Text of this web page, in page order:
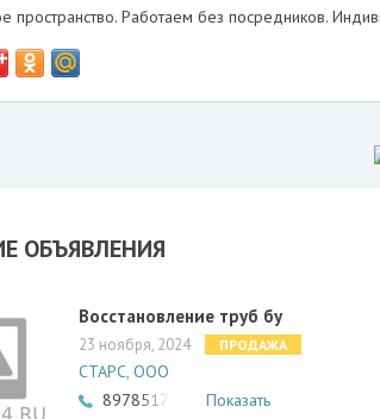
пространство. Работаем без посредников.
ОБЪЯВЛЕНИЯ
Восстановление труб бу
23 ноября, 2024 ПРОДАЖА
СТАРС, ООО
89785178739Показать